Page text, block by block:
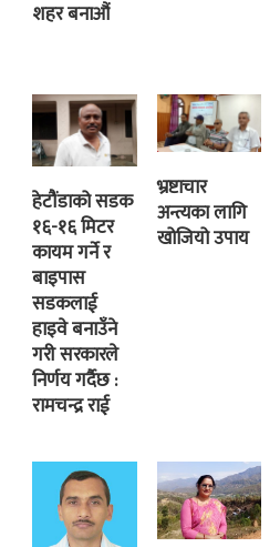
शहर बनाऔं
हेटौंडाको सडक
१६-१६ मिटर
कायम गर्ने र
बाइपास
सडकलाई
हाइवे बनाउँने
गरी सरकारले
निर्णय गर्दैछ :
रामचन्द्र राई
भ्रष्टाचार
अन्त्यका लागि
खोजियो उपाय